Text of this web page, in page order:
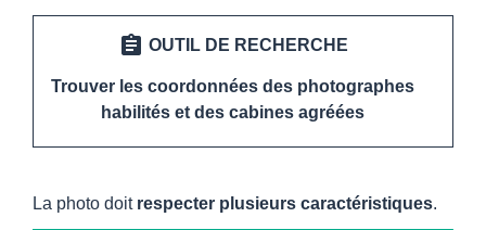
assignment OUTIL DE RECHERCHE
Trouver les coordonnées des photographes
habilités et des cabines agréées
La photo doit respecter plusieurs caractéristiques.